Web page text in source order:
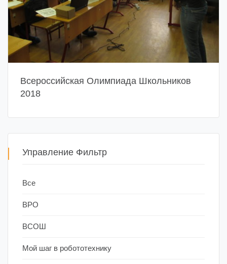
Всероссийская Олимпиада Школьников
2018
Управление Фильтр
Все
ВРО
ВСОШ
Мой шаг в робототехнику